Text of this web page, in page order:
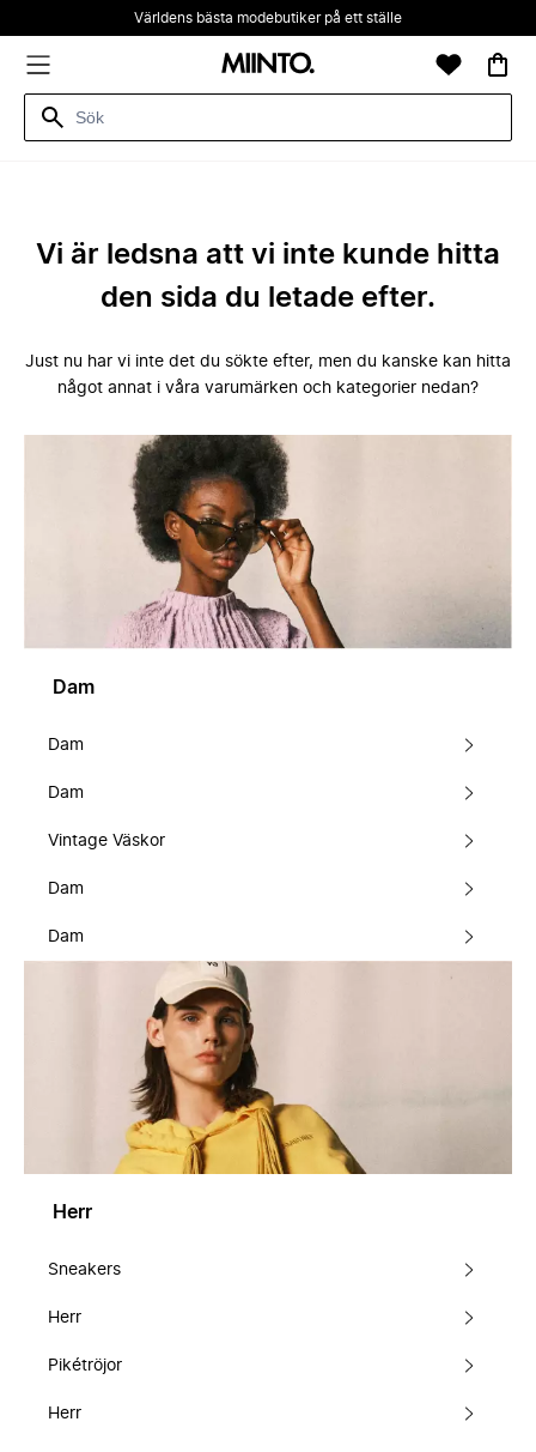
Världens bästa modebutiker på ett ställe
Vi är ledsna att vi inte kunde hitta
den sida du letade efter.
Just nu har vi inte det du sökte efter, men du kanske kan hitta
något annat i våra varumärken och kategorier nedan?
Dam
Dam
Dam
Vintage Väskor
Dam
Dam
Herr
Sneakers
Herr
Pikétröjor
Herr